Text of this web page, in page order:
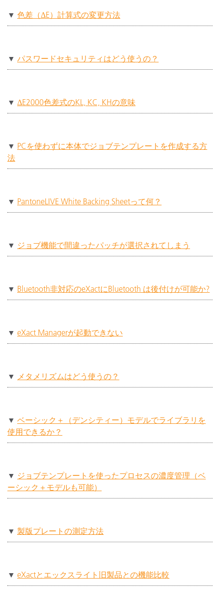
▼ ⾊差（ΔE）計算式の変更⽅法
▼ パスワードセキュリティはどう使うの？
▼ ΔE2000色差式のKL, KC, KHの意味
▼ PCを使わずに本体でジョブテンプレートを作成する方
法
▼ PantoneLIVE White Backing Sheetって何？
▼ ジョブ機能で間違ったパッチが選択されてしまう
▼ Bluetooth非対応のeXactにBluetooth は後付けが可能か?
▼ eXact Managerが起動できない
▼ メタメリズムはどう使うの？
▼ ベーシック＋（デンシティー）モデルでライブラリを
使用できるか？
▼ ジョブテンプレートを使ったプロセスの濃度管理（ベ
ーシック＋モデルも可能）
▼ 製版プレートの測定方法
▼ eXactとエックスライト旧製品との機能比較